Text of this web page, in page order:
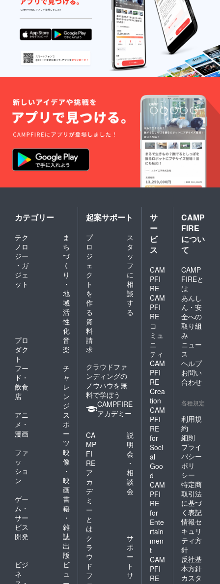
カテゴリー
テク
ノロ
ジー
・ガ
ジェ
ット
ま
ち
づ
く
り
・
地
域
活
性
化
プロ
ダク
ト
音
楽
フー
ド・
飲食
店
チ
ャ
レ
ン
ジ
アニ
メ・
漫画
ス
ポ
ー
ツ
ファ
ッ
ショ
ン
映
像
・
映
画
ゲー
ム・
サー
ビス
開発
書
籍
・
雑
誌
出
版
ビジ
ネ
ビ
ュ
起案サポート
プ
ロ
ジ
ェ
ク
ト
を
作
る
ス
タ
ッ
フ
に
相
談
す
る
資
料
請
求
クラウドファ
ンディングの
ノウハウを無
料で学ぼう
CAMPFIRE
アカデミー
CA
MP
FI
RE
ア
カ
デ
ミ
ー
と
は
説
明
会
・
相
談
会
ク
ラ
ウ
ド
フ
サ
ポ
ー
ト
サ
サ
ー
ビ
ス
CAM
PFI
RE
CAM
PFI
RE
コ
ミュ
ニ
ティ
CAM
PFI
RE
Crea
tion
CAM
PFI
RE
for
Soci
al
Goo
d
CAM
PFI
RE
for
Ente
rtain
men
t
CAM
PFI
RE
CAMP
FIRE
につい
て
CAMP
FIREと
は
あんし
ん・安
全への
取り組
み
ニュー
ス
ヘルプ
お問い
合わせ
各種規定
利用規
約
細則
プライ
バシー
ポリ
シー
特定商
取引法
に基づ
く表記
情報セ
キュリ
ティ方
針
反社基
本方針
カスタ